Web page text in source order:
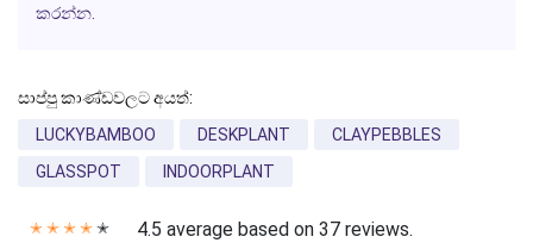
කරන්න.
සාප්පු කාණ්ඩවලට අයත්:
LUCKYBAMBOO
DESKPLANT
CLAYPEBBLES
GLASSPOT
INDOORPLANT
✭ ✭ ✭ ✭ ✭ 4.5 average based on 37 reviews.